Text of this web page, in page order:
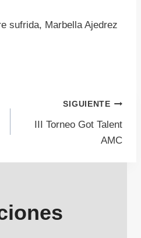
sufrida, Marbella Ajedrez
SIGUIENTE
III Torneo Got Talent
AMC